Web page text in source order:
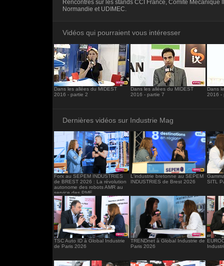
<iframe src="https://www.industrie-
frameborder="0"></iframe>
Rencontres sur les stands CCI France, Comité Mécanique
Normandie et UDIMEC.
Vidéos qui pourraient vous intéresser
Dans les allées du MIDEST
2016 - partie 2
Dans les allées du MIDEST
2016 - partie 7
Dans
2016 -
Dernières vidéos sur Industrie Mag
Forx au SEPEM INDUSTRIES
de BREST 2026 : La révolution
autonome des robots AMR au
service des PME
L'industrie bretonne au SEPEM
INDUSTRIES de Brest 2026
SITL
TSC Auto ID à Global Industrie
de Paris 2026
TRENDnet à Global Industrie de
Paris 2026